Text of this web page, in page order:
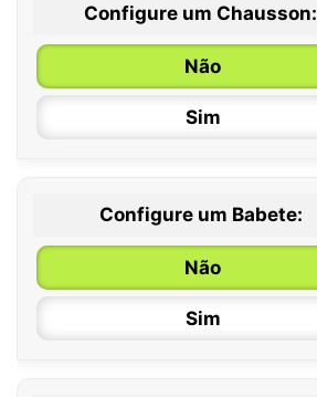
0 / 6 meses
6 / 12 meses
12 / 18 meses
Configure um Chausson:
Não
Sim
Configure um Babete:
Não
Sim